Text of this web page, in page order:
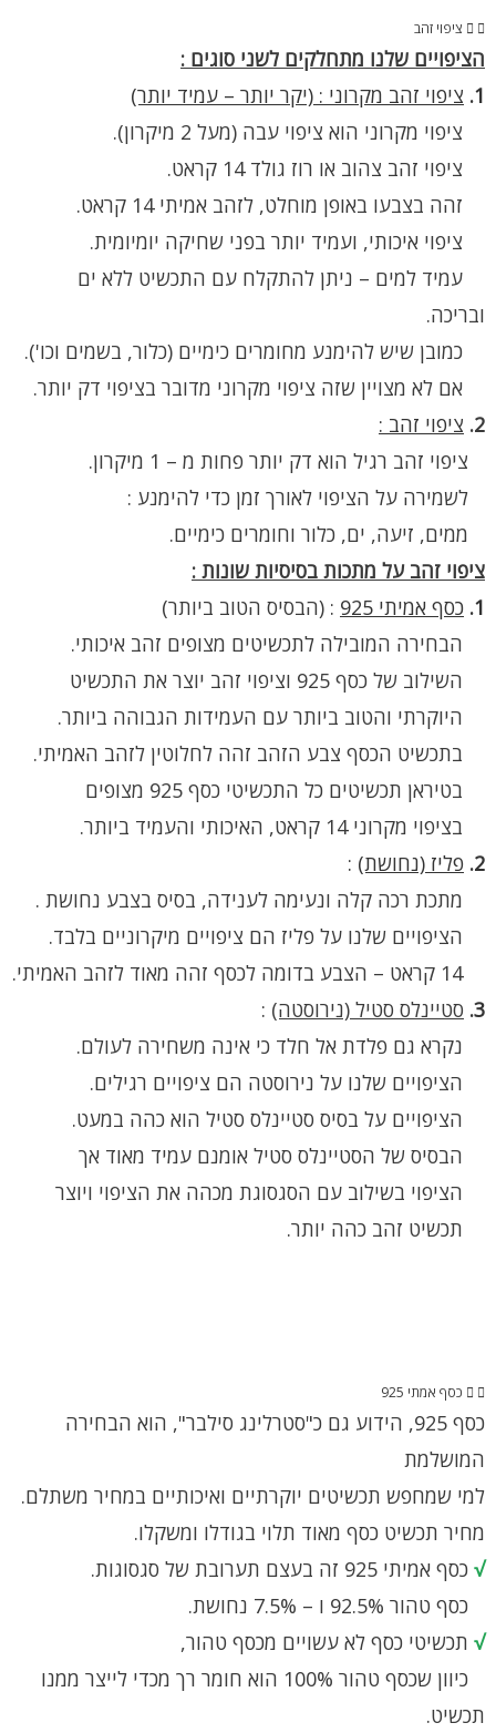
ציפוי זהב
הציפויים שלנו מתחלקים לשני סוגים :
1. ציפוי זהב מקרוני : (יקר יותר – עמיד יותר)
ציפוי מקרוני הוא ציפוי עבה (מעל 2 מיקרון).
ציפוי זהב צהוב או רוז גולד 14 קראט.
זהה בצבעו באופן מוחלט, לזהב אמיתי 14 קראט.
ציפוי איכותי, ועמיד יותר בפני שחיקה יומיומית.
עמיד למים – ניתן להתקלח עם התכשיט ללא ים
ובריכה.
כמובן שיש להימנע מחומרים כימיים (כלור, בשמים וכו').
אם לא מצויין שזה ציפוי מקרוני מדובר בציפוי דק יותר.
2. ציפוי זהב :
ציפוי זהב רגיל הוא דק יותר פחות מ – 1 מיקרון.
לשמירה על הציפוי לאורך זמן כדי להימנע :
ממים, זיעה, ים, כלור וחומרים כימיים.
ציפוי זהב על מתכות בסיסיות שונות :
1. כסף אמיתי 925 : (הבסיס הטוב ביותר)
הבחירה המובילה לתכשיטים מצופים זהב איכותי.
השילוב של כסף 925 וציפוי זהב יוצר את התכשיט
היוקרתי והטוב ביותר עם העמידות הגבוהה ביותר.
בתכשיט הכסף צבע הזהב זהה לחלוטין לזהב האמיתי.
בטיראן תכשיטים כל התכשיטי כסף 925 מצופים
בציפוי מקרוני 14 קראט, האיכותי והעמיד ביותר.
2. פליז (נחושת) :
מתכת רכה קלה ונעימה לענידה, בסיס בצבע נחושת .
הציפויים שלנו על פליז הם ציפויים מיקרוניים בלבד.
14 קראט – הצבע בדומה לכסף זהה מאוד לזהב האמיתי.
3. סטיינלס סטיל (נירוסטה) :
נקרא גם פלדת אל חלד כי אינה משחירה לעולם.
הציפויים שלנו על נירוסטה הם ציפויים רגילים.
הציפויים על בסיס סטיינלס סטיל הוא כהה במעט.
הבסיס של הסטיינלס סטיל אומנם עמיד מאוד אך
הציפוי בשילוב עם הסגסוגת מכהה את הציפוי ויוצר
תכשיט זהב כהה יותר.
כסף אמתי 925
כסף 925, הידוע גם כ"סטרלינג סילבר", הוא הבחירה
המושלמת
למי שמחפש תכשיטים יוקרתיים ואיכותיים במחיר משתלם.
מחיר תכשיט כסף מאוד תלוי בגודלו ומשקלו.
√ כסף אמיתי 925 זה בעצם תערובת של סגסוגות.
כסף טהור 92.5% ו – 7.5% נחושת.
√ תכשיטי כסף לא עשויים מכסף טהור,
כיוון שכסף טהור 100% הוא חומר רך מכדי לייצר ממנו
תכשיט.